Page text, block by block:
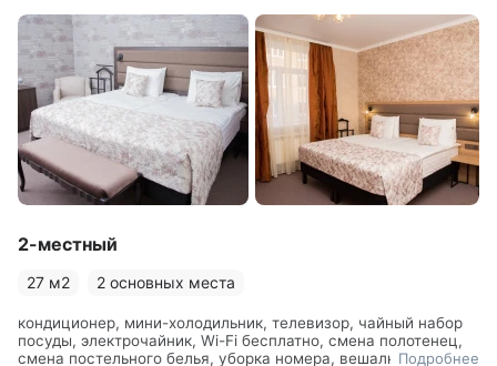
2-местный
27 м2 2 основных места
кондиционер, мини-холодильник, телевизор, чайный набор
посуды, электрочайник, Wi-Fi бесплатно, смена полотенец,
смена постельного белья, уборка номера, вешалка, зеркало,
Подробнее